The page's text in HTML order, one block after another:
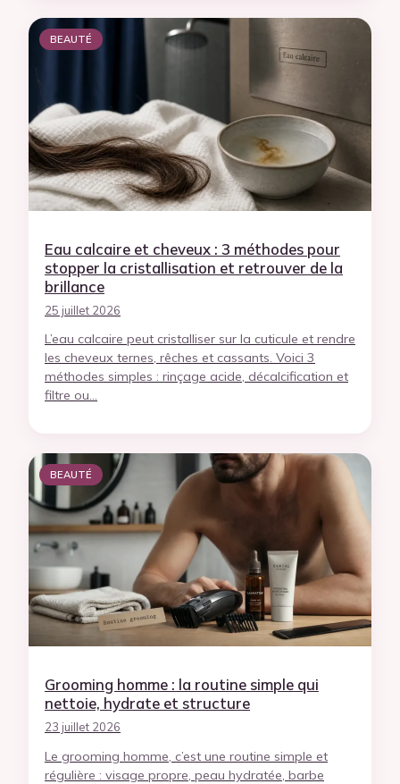
BEAUTÉ
Eau calcaire et cheveux : 3 méthodes pour
stopper la cristallisation et retrouver de la
brillance
25 juillet 2026
L’eau calcaire peut cristalliser sur la cuticule et rendre
les cheveux ternes, rêches et cassants. Voici 3
méthodes simples : rinçage acide, décalcification et
filtre ou…
BEAUTÉ
Grooming homme : la routine simple qui
nettoie, hydrate et structure
23 juillet 2026
Le grooming homme, c’est une routine simple et
régulière : visage propre, peau hydratée, barbe